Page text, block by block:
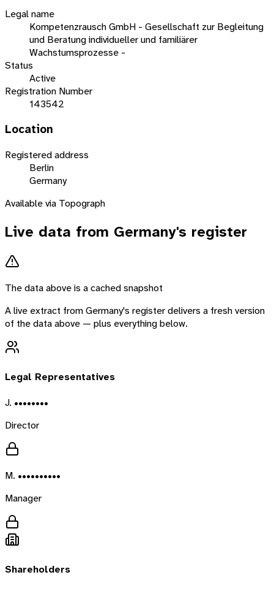
Legal name
Kompetenzrausch GmbH - Gesellschaft zur Begleitung
und Beratung individueller und familiärer
Wachstumsprozesse -
Status
Active
Registration Number
143542
Location
Registered address
Berlin
Germany
Available via Topograph
Live data from Germany's register
The data above is a cached snapshot
A live extract fromGermany's register delivers a fresh version
of the data above — plus everything below.
Legal Representatives
J. ••••••••
Director
M. ••••••••••
Manager
Shareholders